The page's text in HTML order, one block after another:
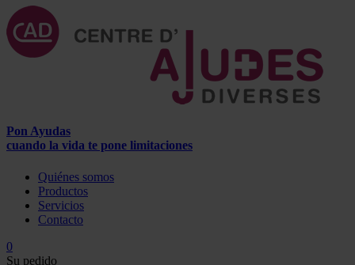
Pon Ayudas
cuando la vida te pone limitaciones
Quiénes somos
Productos
Servicios
Contacto
0
Su pedido